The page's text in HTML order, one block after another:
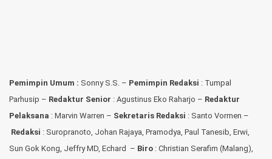
Pemimpin Umum : Sonny S.S. – Pemimpin Redaksi : Tumpal
Parhusip – Redaktur Senior : Agustinus Eko Raharjo – Redaktur
Pelaksana : Marvin Warren – Sekretaris Redaksi : Santo Vormen –
Redaksi : Suropranoto, Johan Rajaya, Pramodya, Paul Tanesib, Erwi,
Sun Gok Kong, Jeffry MD, Echard – Biro : Christian Serafim (Malang),